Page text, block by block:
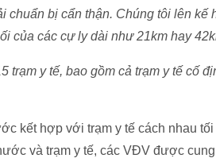
chuẩn bị cẩn thận. Chúng tôi lên kế
của các cự ly dài như 21km hay
trạm y tế, bao gồm cả trạm y tế cố
kết hợp với trạm y tế cách nhau
và trạm y tế, các VĐV được